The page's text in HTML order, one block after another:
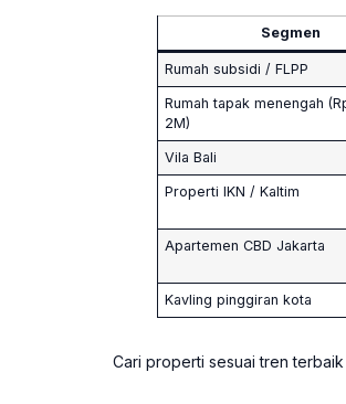
Segmen
Rumah subsidi / FLPP
Rumah tapak menengah
2M)
Vila Bali
Properti IKN / Kaltim
Apartemen CBD Jakarta
Kavling pinggiran kota
Cari properti sesuai tren